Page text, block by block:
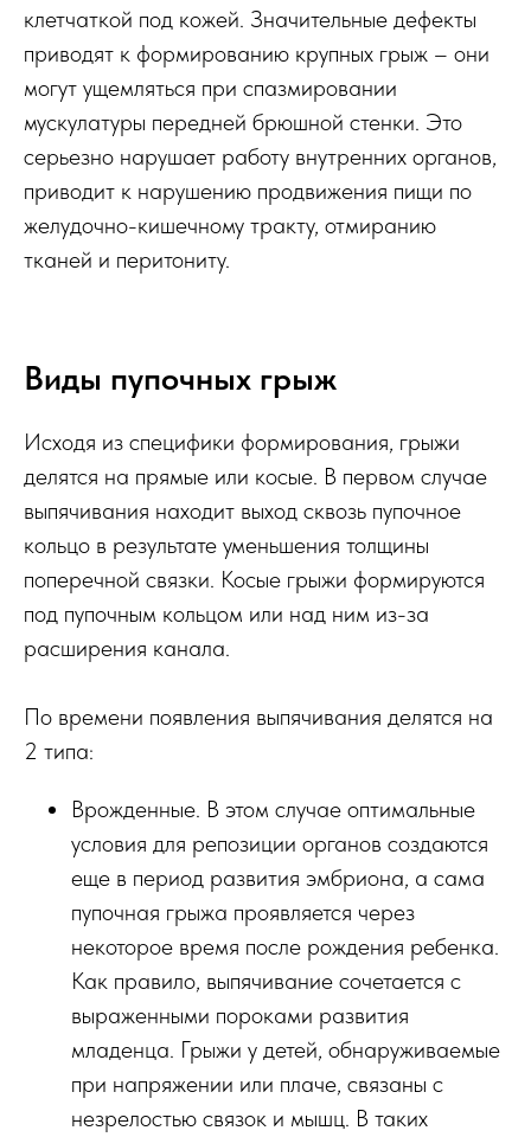
клетчаткой под кожей. Значительные дефекты
приводят к формированию крупных грыж – они
могут ущемляться при спазмировании
мускулатуры передней брюшной стенки. Это
серьезно нарушает работу внутренних органов,
приводит к нарушению продвижения пищи по
желудочно-кишечному тракту, отмиранию
тканей и перитониту.
Виды пупочных грыж
Исходя из специфики формирования, грыжи
делятся на прямые или косые. В первом случае
выпячивания находит выход сквозь пупочное
кольцо в результате уменьшения толщины
поперечной связки. Косые грыжи формируются
под пупочным кольцом или над ним из-за
расширения канала.
По времени появления выпячивания делятся на
2 типа:
Врожденные. В этом случае оптимальные
условия для репозиции органов создаются
еще в период развития эмбриона, а сама
пупочная грыжа проявляется через
некоторое время после рождения ребенка.
Как правило, выпячивание сочетается с
выраженными пороками развития
младенца. Грыжи у детей, обнаруживаемые
при напряжении или плаче, связаны с
незрелостью связок и мышц. В таких